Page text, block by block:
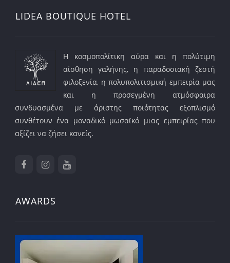
LIDEA BOUTIQUE HOTEL
Η κοσμοπολίτικη αύρα και η πολύτιμη
αίσθηση γαλήνης, η παραδοσιακή ζεστή
φιλοξενία, η πολυπολιτισμική εμπειρία μας
και η προσεγμένη ατμόσφαιρα
συνδυασμένα με άριστης ποιότητας εξοπλισμό
συνθέτουν ένα μοναδικό μωσαϊκό μιας εμπειρίας που
αξίζει να ζήσει κανείς.
AWARDS